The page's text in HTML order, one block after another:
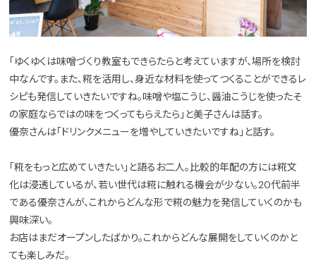
「ゆくゆくは味噌づくり教室もできらたらと考えていますが、場所を検討
中なんです。また、糀を活用し、身近な材料を使ってつくることができるレ
シピも発信していきたいですね。味噌や塩こうじ、醤油こうじを使ったそ
の家庭ならではの味をつくってもらえたら」と美子さんは話す。
優奈さんは「ドリンクメニューを増やしていきたいですね」と話す。
「糀をもっと広めていきたい」と語るお二人。比較的年配の方には糀文
化は浸透しているが、若い世代は糀に触れる機会が少ない。20代前半
である優奈さんが、これからどんな形で糀の魅力を発信していくのかも
興味深い。
お店はまだオープンしたばかり。これからどんな展開をしていくのかと
ても楽しみだ。